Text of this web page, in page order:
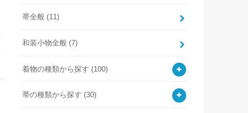
帯全般 (11)
和装小物全般 (7)
着物の種類から探す (100)
帯の種類から探す (30)